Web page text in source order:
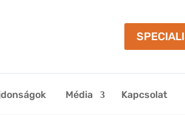
Média Kapcsolat